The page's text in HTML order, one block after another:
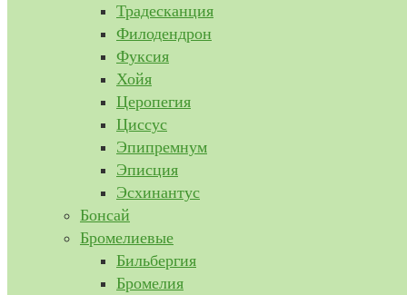
Традесканция
Филодендрон
Фуксия
Хойя
Церопегия
Циссус
Эпипремнум
Эписция
Эсхинантус
Бонсай
Бромелиевые
Бильбергия
Бромелия